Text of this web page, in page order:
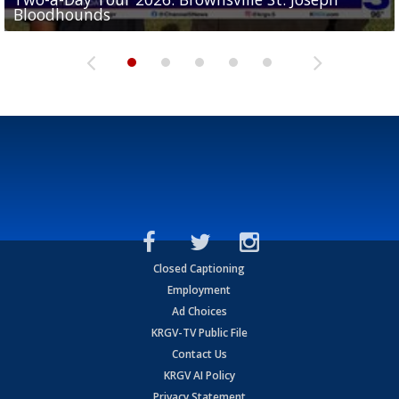
Bloodhounds
Bloodhounds
Two-a-Day Tour 2026: Sharyland Rattlers
Tavian Cord
Two-a-Day Tour 2026: Raymondville Bearkats
Closed Captioning
Employment
Ad Choices
KRGV-TV Public File
Contact Us
KRGV AI Policy